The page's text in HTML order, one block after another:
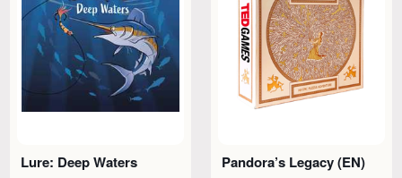
Lure: Deep Waters Pandora’s Legacy (EN)